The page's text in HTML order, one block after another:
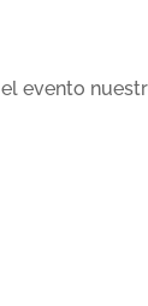
evento